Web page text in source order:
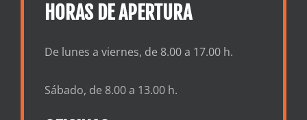
HORAS DE APERTURA
De lunes a viernes, de 8.00 a 17.00 h.
Sábado, de 8.00 a 13.00 h.